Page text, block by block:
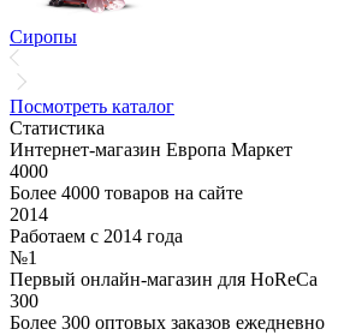
Сиропы
Посмотреть каталог
Статистика
Интернет-магазин Европа Маркет
4000
Более 4000 товаров на сайте
2014
Работаем с 2014 года
№1
Первый онлайн-магазин для HoReCa
300
Более 300 оптовых заказов ежедневно